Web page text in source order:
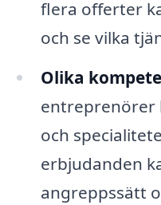
flera offerter
och se vilka
Olika
entreprenörer
och
erbjudanden
angreppssätt